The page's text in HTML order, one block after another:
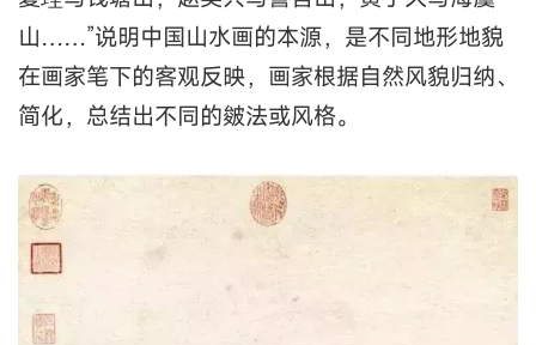
山……”说明中国山水画的本源，是不同地形地貌
在画家笔下的客观反映，画家根据自然风貌归纳、
简化，总结出不同的皴法或风格。